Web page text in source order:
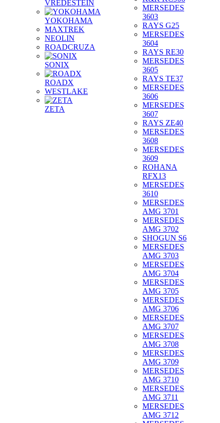
VREDESTEIN
YOKOHAMA
MAXTREK
NEOLIN
ROADCRUZA
SONIX
ROADX
WESTLAKE
ZETA
MERSEDES
3603
RAYS G25
MERSEDES
3604
RAYS RE30
MERSEDES
3605
RAYS TE37
MERSEDES
3606
MERSEDES
3607
RAYS ZE40
MERSEDES
3608
MERSEDES
3609
ROHANA
RFX13
MERSEDES
3610
MERSEDES
AMG 3701
MERSEDES
AMG 3702
SHOGUN S6
MERSEDES
AMG 3703
MERSEDES
AMG 3704
MERSEDES
AMG 3705
MERSEDES
AMG 3706
MERSEDES
AMG 3707
MERSEDES
AMG 3708
MERSEDES
AMG 3709
MERSEDES
AMG 3710
MERSEDES
AMG 3711
MERSEDES
AMG 3712